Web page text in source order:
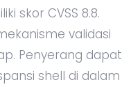
skor CVSS 8.8.
validasi
Penyerang dapat
shell di dalam